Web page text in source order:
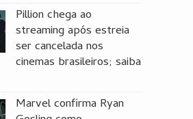
Pillion chega ao
streaming após estreia
ser cancelada nos
cinemas brasileiros; saiba
Marvel confirma Ryan